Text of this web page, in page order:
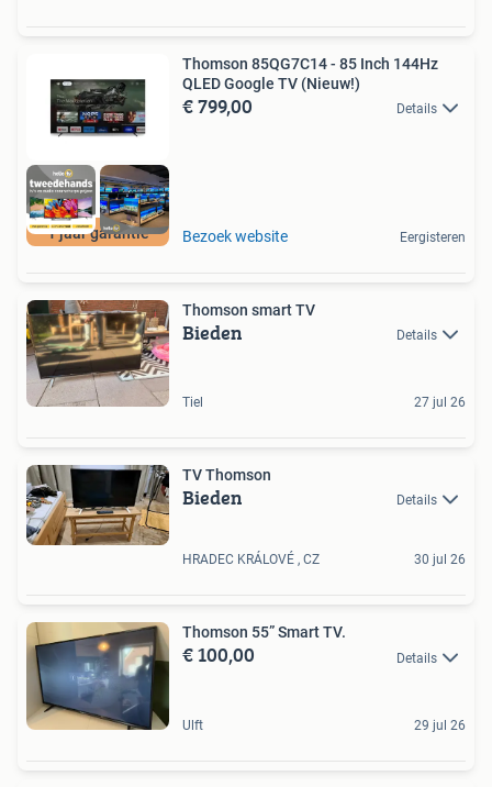
1 jaar garantie
Thomson 85QG7C14 - 85 Inch 144Hz
QLED Google TV (Nieuw!)
€ 799,00 Details
Bezoek website Eergisteren
Thomson smart TV
Bieden Details
Tiel 27 jul 26
TV Thomson
Bieden Details
HRADEC KRÁLOVÉ , CZ 30 jul 26
Thomson 55” Smart TV.
€ 100,00 Details
Ulft 29 jul 26